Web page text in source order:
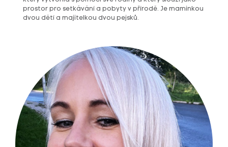
prostor pro setkávání a pobyty v přírodě. Je maminkou
dvou dětí a majitelkou dvou pejsků.